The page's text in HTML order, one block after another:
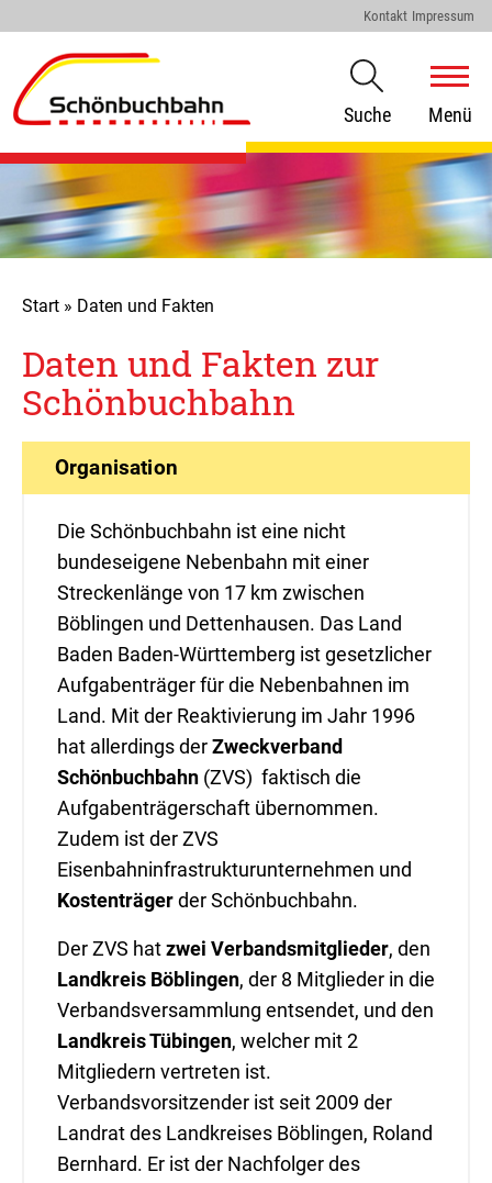
Kontakt Impressum
Suche Menü
Start » Daten und Fakten
Daten und Fakten zur
Schönbuchbahn
Organisation
Die Schönbuchbahn ist eine nicht
bundeseigene Nebenbahn mit einer
Streckenlänge von 17 km zwischen
Böblingen und Dettenhausen. Das Land
Baden Baden-Württemberg ist gesetzlicher
Aufgabenträger für die Nebenbahnen im
Land. Mit der Reaktivierung im Jahr 1996
hat allerdings der Zweckverband
Schönbuchbahn (ZVS) faktisch die
Aufgabenträgerschaft übernommen.
Zudem ist der ZVS
Eisenbahninfrastrukturunternehmen und
Kostenträger der Schönbuchbahn.
Der ZVS hat zwei Verbandsmitglieder, den
Landkreis Böblingen, der 8 Mitglieder in die
Verbandsversammlung entsendet, und den
Landkreis Tübingen, welcher mit 2
Mitgliedern vertreten ist.
Verbandsvorsitzender ist seit 2009 der
Landrat des Landkreises Böblingen, Roland
Bernhard. Er ist der Nachfolger des